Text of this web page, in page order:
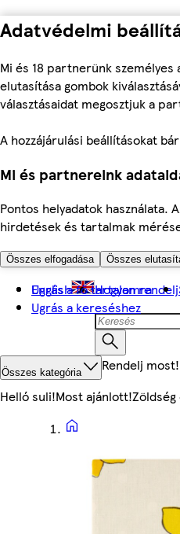
Adatvédelmi
Mi és 18 partnerünk személyes
elutasítása gombok
választásaidat megosztjuk a
A hozzájárulási beállításokat
Mi és partnereink
Pontos helyadatok használata.
hirdetések és tartalmak
Összes elfogadása Összes
Ugrás a fő tartalomra
Ugrás a kereséshez
English Hogyan rendelj
Összes kategória Rendelj most!
Helló suli!Most ajánlott!